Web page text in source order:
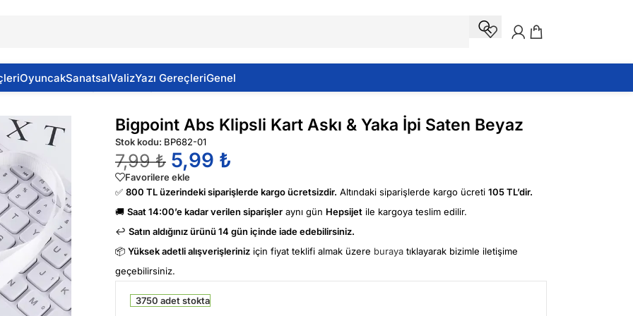
OyuncakSanatsalValizYazı GereçleriGenel
Askı & Yaka İpi Saten Beyaz
Bigpoint Abs Klipsli Kart Askı & Yaka İpi Saten Beyaz
Stok kodu: BP682-01
7,99₺ 5,99 ₺
Favorilere ekle
✅ 800 TL üzerindeki siparişlerde kargo ücretsizdir. Altındaki siparişlerde kargo ücreti 105 TL’dir.
🚚 Saat 14:00’e kadar verilen siparişler aynı gün Hepsijet ile kargoya teslim edilir.
↩️ Satın aldığınız ürünü 14 gün içinde iade edebilirsiniz.
📦 Yüksek adetli alışverişleriniz için fiyat teklifi almak üzere buraya tıklayarak bizimle iletişime
geçebilirsiniz.
3750 adet stokta